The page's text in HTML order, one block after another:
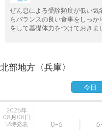
ぜん息による受診頻度が低い
らバランスの良い食事をしっ
をして基礎体力をつけておきま
北部地方〈兵庫〉
今日
2026年
08月08日
12時発表
0-6